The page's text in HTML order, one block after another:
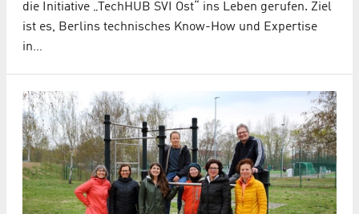
die Initiative „TechHUB SVI Ost“ ins Leben gerufen. Ziel
ist es, Berlins technisches Know-How und Expertise
in…